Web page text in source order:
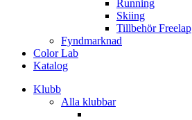
Running
Skiing
Tillbehör Freelap
Fyndmarknad
Color Lab
Katalog
Klubb
Alla klubbar